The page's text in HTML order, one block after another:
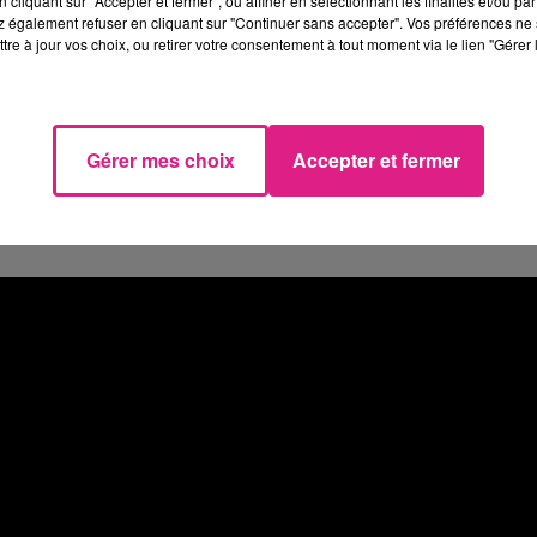
rock.
accueilli près de 20 000 festivaliers dont plus
également refuser en cliquant sur "Continuer sans accepter". Vos préférences
à jour vos choix, ou retirer votre consentement à tout moment via le lien
Gérer mes choix Accepter et fermer